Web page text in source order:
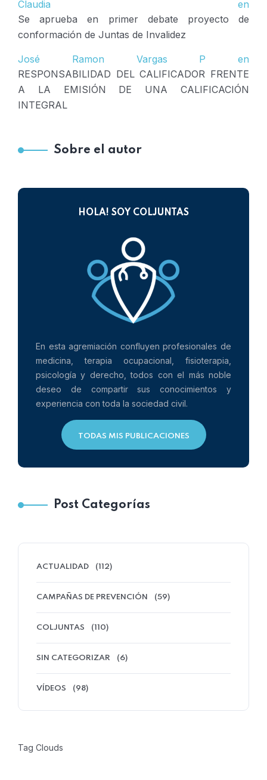
Claudia en
Se aprueba en primer debate proyecto de
conformación de Juntas de Invalidez
José Ramon Vargas P en
RESPONSABILIDAD DEL CALIFICADOR FRENTE
A LA EMISIÓN DE UNA CALIFICACIÓN
INTEGRAL
Sobre el autor
HOLA! SOY COLJUNTAS
En esta agremiación confluyen profesionales de
medicina, terapia ocupacional, fisioterapia,
psicología y derecho, todos con el más noble
deseo de compartir sus conocimientos y
experiencia con toda la sociedad civil.
TODAS MIS PUBLICACIONES
Post Categorías
ACTUALIDAD (112)
CAMPAÑAS DE PREVENCIÓN (59)
COLJUNTAS (110)
SIN CATEGORIZAR (6)
VÍDEOS (98)
Tag Clouds